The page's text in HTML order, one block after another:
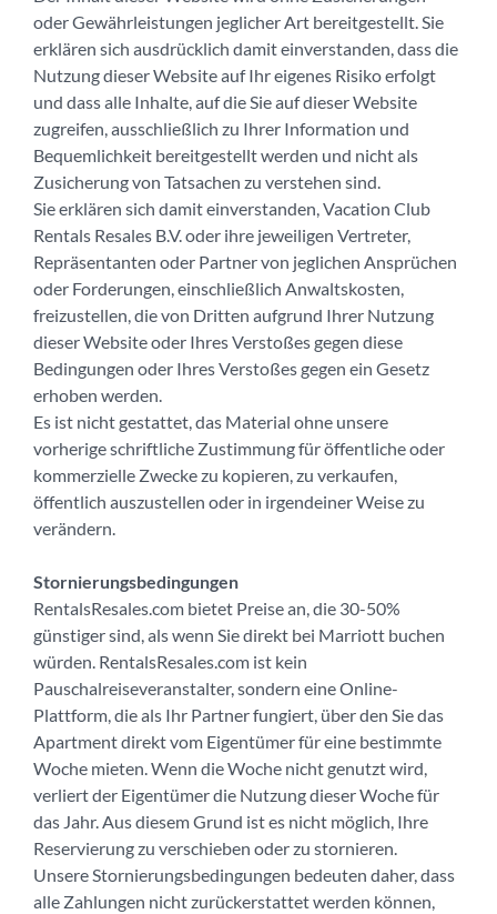
oder Gewährleistungen jeglicher Art bereitgestellt. Sie
erklären sich ausdrücklich damit einverstanden, dass die
Nutzung dieser Website auf Ihr eigenes Risiko erfolgt
und dass alle Inhalte, auf die Sie auf dieser Website
zugreifen, ausschließlich zu Ihrer Information und
Bequemlichkeit bereitgestellt werden und nicht als
Zusicherung von Tatsachen zu verstehen sind.
Sie erklären sich damit einverstanden, Vacation Club
Rentals Resales B.V. oder ihre jeweiligen Vertreter,
Repräsentanten oder Partner von jeglichen Ansprüchen
oder Forderungen, einschließlich Anwaltskosten,
freizustellen, die von Dritten aufgrund Ihrer Nutzung
dieser Website oder Ihres Verstoßes gegen diese
Bedingungen oder Ihres Verstoßes gegen ein Gesetz
erhoben werden.
Es ist nicht gestattet, das Material ohne unsere
vorherige schriftliche Zustimmung für öffentliche oder
kommerzielle Zwecke zu kopieren, zu verkaufen,
öffentlich auszustellen oder in irgendeiner Weise zu
verändern.
Stornierungsbedingungen
RentalsResales.com bietet Preise an, die 30-50%
günstiger sind, als wenn Sie direkt bei Marriott buchen
würden. RentalsResales.com ist kein
Pauschalreiseveranstalter, sondern eine Online-
Plattform, die als Ihr Partner fungiert, über den Sie das
Apartment direkt vom Eigentümer für eine bestimmte
Woche mieten. Wenn die Woche nicht genutzt wird,
verliert der Eigentümer die Nutzung dieser Woche für
das Jahr. Aus diesem Grund ist es nicht möglich, Ihre
Reservierung zu verschieben oder zu stornieren.
Unsere Stornierungsbedingungen bedeuten daher, dass
alle Zahlungen nicht zurückerstattet werden können,